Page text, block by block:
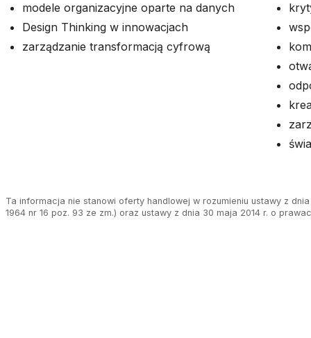
modele organizacyjne oparte na danych
Design Thinking w innowacjach
zarządzanie transformacją cyfrową
Ta informacja nie stanowi oferty handlowej w rozumieniu ustawy z
1964 nr 16 poz. 93 ze zm.) oraz ustawy z dnia 30 maja 2014 r. o